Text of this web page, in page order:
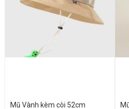
Mũ Vành kèm còi 52cm